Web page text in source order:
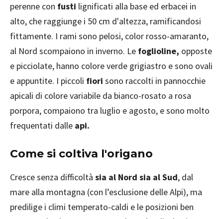
perenne con fusti lignificati alla base ed erbacei in
alto, che raggiunge i 50 cm d'altezza, ramificandosi
fittamente. I rami sono pelosi, color rosso-amaranto,
al Nord scompaiono in inverno. Le foglioline, opposte
e picciolate, hanno colore verde grigiastro e sono ovali
e appuntite. I piccoli fiori sono raccolti in pannocchie
apicali di colore variabile da bianco-rosato a rosa
porpora, compaiono tra luglio e agosto, e sono molto
frequentati dalle api.
Come si coltiva l'origano
Cresce senza difficoltà sia al Nord sia al Sud, dal
mare alla montagna (con l’esclusione delle Alpi), ma
predilige i climi temperato-caldi e le posizioni ben